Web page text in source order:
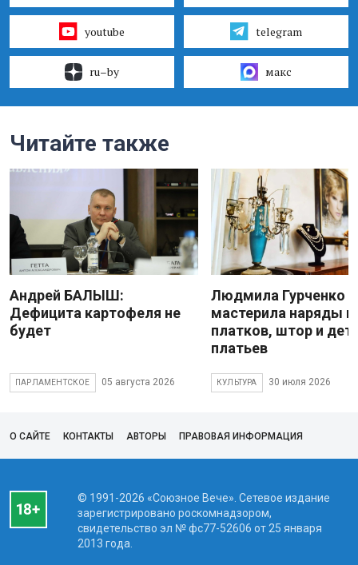
youtube telegram
ru–by макс
Читайте также
Андрей БАЛЫШ:
Дефицита картофеля не
будет
ПАРЛАМЕНТСКОЕ 05 августа 2026
Людмила Гурченко
мастерила наряды
платков, штор и
платьев
КУЛЬТУРА 30 июля 2026
О САЙТЕ КОНТАКТЫ АВТОРЫ ПРАВОВАЯ ИНФОРМАЦИЯ
© 1991-2026 «Союзное Вече». Сетевое издание
зарегистрировано роскомнадзором,
свидетельство эл № фc77-52606 от 25 января
2013 года.